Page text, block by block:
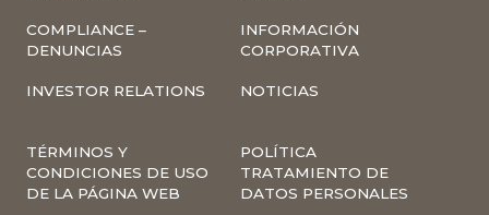
COMPLIANCE –
DENUNCIAS
INFORMACIÓN
CORPORATIVA
INVESTOR RELATIONS NOTICIAS
TÉRMINOS Y
CONDICIONES DE USO
DE LA PÁGINA WEB
POLÍTICA
TRATAMIENTO DE
DATOS PERSONALES